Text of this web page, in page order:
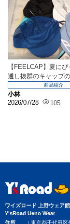
【FEELCAP】夏に
通し抜群のキャップ
小林
2026/07/28
105
商品紹介
ワイズロード 上野ウェア館
Y'sRoad Ueno Wear
住所
東京都千代田区